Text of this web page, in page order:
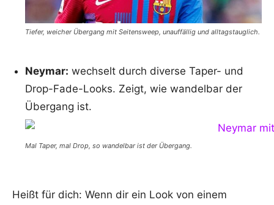
Tiefer, weicher Übergang mit Seitensweep, unauffällig und alltagstauglich.
Neymar: wechselt durch diverse Taper- und
Drop-Fade-Looks. Zeigt, wie wandelbar der
Übergang ist.
Mal Taper, mal Drop, so wandelbar ist der Übergang.
Heißt für dich: Wenn dir ein Look von einem